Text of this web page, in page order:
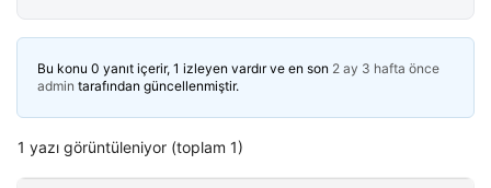
Bu konu 0 yanıt içerir, 1 izleyen vardır ve en son 2 ay 3 hafta önce
admin tarafından güncellenmiştir.
1 yazı görüntüleniyor (toplam 1)